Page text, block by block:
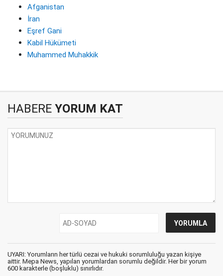
Afganistan
İran
Eşref Gani
Kabil Hükümeti
Muhammed Muhakkik
HABERE YORUM KAT
UYARI: Yorumların her türlü cezai ve hukuki sorumluluğu yazan kişiye
aittir. Mepa News, yapılan yorumlardan sorumlu değildir. Her bir yorum
600 karakterle (boşluklu) sınırlıdır.